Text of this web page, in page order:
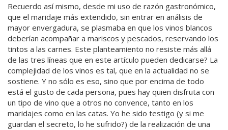
Recuerdo así mismo, desde mi uso de razón gastronómico,
que el maridaje más extendido, sin entrar en análisis de
mayor envergadura, se plasmaba en que los vinos blancos
deberían acompañar a mariscos y pescados, reservando los
tintos a las carnes. Este planteamiento no resiste más allá
de las tres líneas que en este artículo pueden dedicarse? La
complejidad de los vinos es tal, que en la actualidad no se
sostiene. Y no sólo es eso, sino que por encima de todo
está el gusto de cada persona, pues hay quien disfruta con
un tipo de vino que a otros no convence, tanto en los
maridajes como en las catas. Yo he sido testigo (y si me
guardan el secreto, lo he sufrido?) de la realización de una